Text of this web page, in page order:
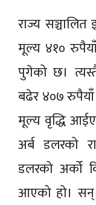
राज्य
मूल्य ४१०
पुगेको छ।
बढेर ४०७ रुपैयाँ
मूल्य वृद्धि
अर्ब डलरको
डलरको अर्को
आएको हो।